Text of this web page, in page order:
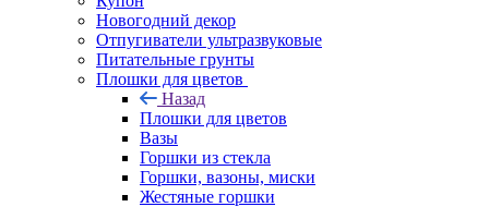
Новогодний декор
Отпугиватели ультразвуковые
Питательные грунты
Плошки для цветов
Назад
Плошки для цветов
Вазы
Горшки из стекла
Горшки, вазоны, миски
Жестяные горшки